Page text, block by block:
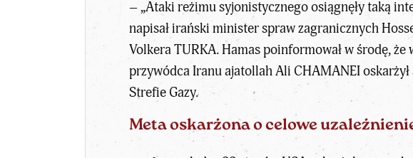
– „Ataki reżimu syjonistycznego osiągnęły taką
napisał irański minister spraw zagranicznych
Volkera TURKA. Hamas poinformował w środę,
przywódca Iranu ajatollah Ali CHAMANEI
Strefie Gazy.
Meta oskarżona o celowe